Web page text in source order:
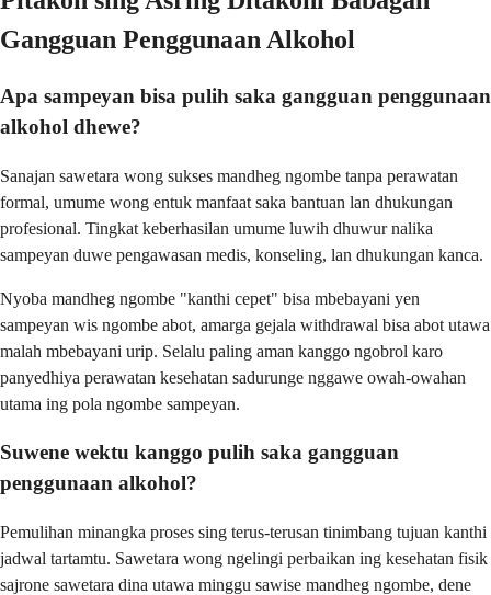
Gangguan Penggunaan Alkohol
Apa sampeyan bisa pulih saka gangguan penggunaan
alkohol dhewe?
Sanajan sawetara wong sukses mandheg ngombe tanpa perawatan
formal, umume wong entuk manfaat saka bantuan lan dhukungan
profesional. Tingkat keberhasilan umume luwih dhuwur nalika
sampeyan duwe pengawasan medis, konseling, lan dhukungan kanca.
Nyoba mandheg ngombe "kanthi cepet" bisa mbebayani yen
sampeyan wis ngombe abot, amarga gejala withdrawal bisa abot utawa
malah mbebayani urip. Selalu paling aman kanggo ngobrol karo
panyedhiya perawatan kesehatan sadurunge nggawe owah-owahan
utama ing pola ngombe sampeyan.
Suwene wektu kanggo pulih saka gangguan
penggunaan alkohol?
Pemulihan minangka proses sing terus-terusan tinimbang tujuan kanthi
jadwal tartamtu. Sawetara wong ngelingi perbaikan ing kesehatan fisik
sajrone sawetara dina utawa minggu sawise mandheg ngombe, dene